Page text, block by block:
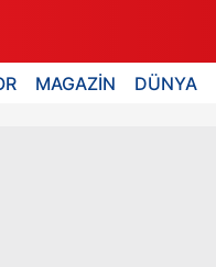
MAGAZİN DÜNYA